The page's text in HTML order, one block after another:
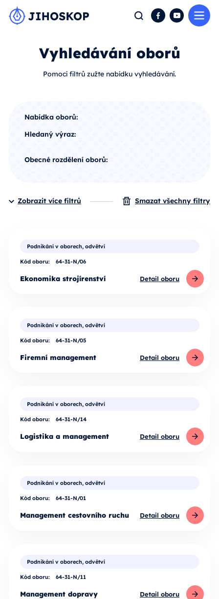
Hledat FacebookYouTube
Vyhledávání oborů
Pomocí filtrů zužte nabídku vyhledávání.
Nabídka oborů:
Hledaný výraz:
Obecné rozdělení oborů:
Zobrazit více filtrů Smazat všechny filtry
Podnikání v oborech, odvětví
Kód oboru: 64-31-N/06
Ekonomika strojírenství Detail oboru
Podnikání v oborech, odvětví
Kód oboru: 64-31-N/05
Firemní management Detail oboru
Podnikání v oborech, odvětví
Kód oboru: 64-31-N/14
Logistika a management Detail oboru
Podnikání v oborech, odvětví
Kód oboru: 64-31-N/01
Management cestovního ruchu Detail oboru
Podnikání v oborech, odvětví
Kód oboru: 64-31-N/11
Management dopravy Detail oboru